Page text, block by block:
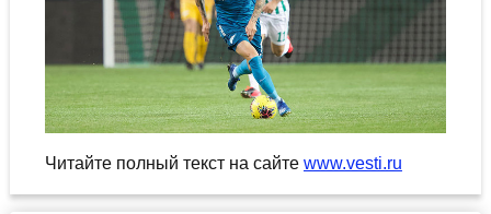
Читайте полный текст на сайте www.vesti.ru